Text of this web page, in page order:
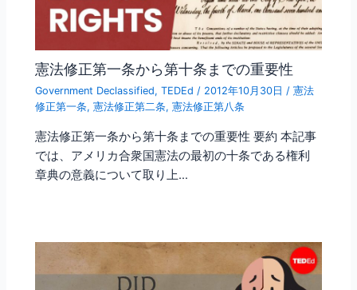
憲法修正第一条から第十条までの重要性
Government Declassified,TEDEd / 2012年10月30日/憲法
修正第一条,憲法修正第二条,憲法修正第八条
憲法修正第一条から第十条までの重要性 要約 本記事
では、アメリカ合衆国憲法の最初の十条である権利
章典の意義について取り上…